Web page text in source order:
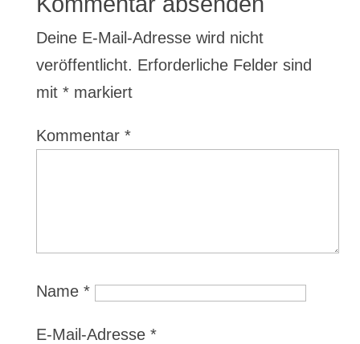
Deine E-Mail-Adresse wird nicht
veröffentlicht. Erforderliche Felder sind
mit *markiert
Kommentar *
Name *
E-Mail-Adresse *